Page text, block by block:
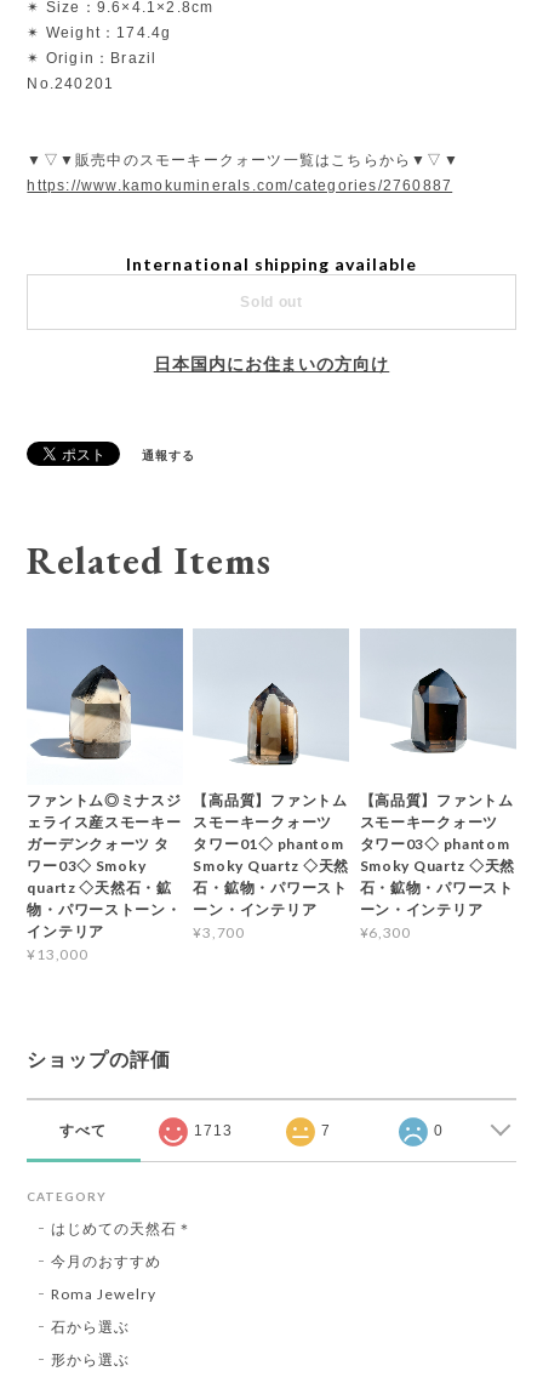
✴︎ Size：9.6×4.1×2.8cm
✴︎ Weight：174.4g
✴︎ Origin：Brazil
No.240201
▼▽▼販売中のスモーキークォーツ一覧はこちらから▼▽▼
https://www.kamokuminerals.com/categories/2760887
International shipping available
Sold out
日本国内にお住まいの方向け
通報する
Related Items
ファントム◎ミナスジ
ェライス産スモーキー
ガーデンクォーツ タ
ワー03◇ Smoky
quartz ◇天然石・鉱
物・パワーストーン・
インテリア
¥13,000
【高品質】ファントム
スモーキークォーツ
タワー01◇ phantom
Smoky Quartz ◇天然
石・鉱物・パワースト
ーン・インテリア
¥3,700
【高品質】ファントム
スモーキークォーツ
タワー03◇ phantom
Smoky Quartz ◇天然
石・鉱物・パワースト
ーン・インテリア
¥6,300
ショップの評価
すべて 1713 7 0
CATEGORY
はじめての天然石＊
今月のおすすめ
Roma Jewelry
石から選ぶ
形から選ぶ